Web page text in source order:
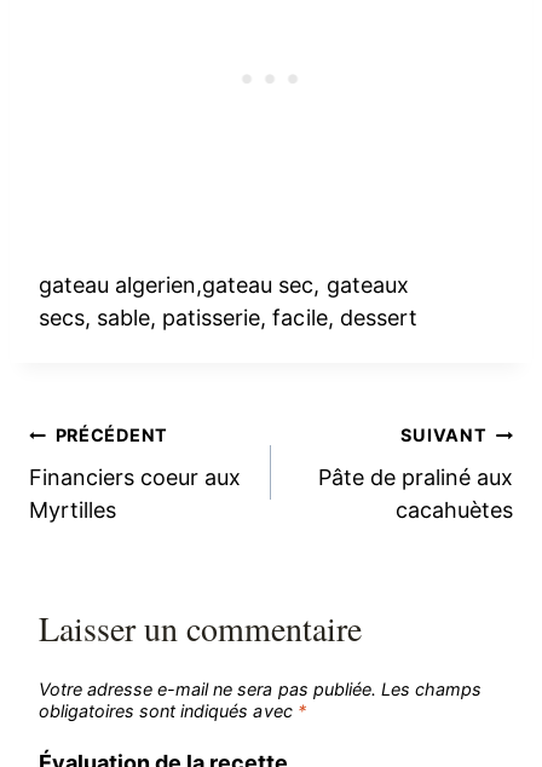
gateau algerien,gateau sec, gateaux
secs, sable, patisserie, facile, dessert
Navigation
de
PRÉCÉDENT
Financiers coeur aux
Myrtilles
SUIVANT
Pâte de praliné aux
cacahuètes
Laisser un commentaire
Votre adresse e-mail ne sera pas publiée. Les champs
obligatoires sont indiqués avec *